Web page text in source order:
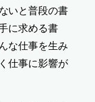
いと普段の書
に求める書
な仕事を生み
仕事に影響が